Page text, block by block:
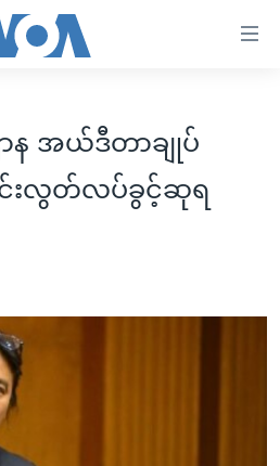
က်များ
န အယ်ဒီတာချုပ်
င်းလွတ်လပ်ခွင့်ဆုရ